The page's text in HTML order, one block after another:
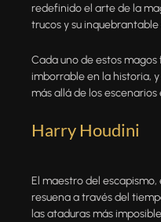
redefinido el arte de la
trucos y su
Cada uno de estos
imborrable en la historia,
más allá de los
Harry Houdini
El maestro del
resuena a través del
las ataduras más